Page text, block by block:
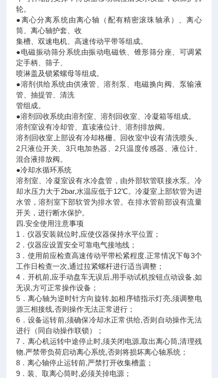
轮。
●离心分离系统由离心轴（配有精密滚珠轴承）、离心
筒、离心轴护套、收
集槽、双速电机、高速传动平带等组成。
●电磁振动筛分系统由振动电磁铁、锥形筛分座、可调紧
定手柄、筛子、
喷淋盖及锁紧螺母等组成。
●溶剂供给系统由供液管、溶剂泵、电磁换向阀、泵输液
管、抽提管、清洗
管组成。
●溶剂回收系统由溶剂室、溶剂回收室、冷凝箱等组成。
溶剂室设有冷却管、直读液位计、溶剂排放阀。
溶剂回收室上部设有冷却格栅。回收室中设有清洗喷头、
2只液位开关、3只电加热器、2只温度传感器、液位计、
混合液排放阀。
●冷却水循环系统
溶剂室、冷凝室设有水冷盘管，由外部软管联接水泵。冷
却水压力大于2bar,水温应低于12℃。冷凝室上部软管为进
水管，溶剂室下部软管为排水管。在排水管前部设有流量
开关，进行断水保护。
四.安全使用注意事项
1．仪器安装就位时,应使仪器保持水平位置；
2．仪器应设置安全可靠电气接地线；
3．使用前应检查高速传动平带松紧程度.正常情况下每3个
工作日检查一次,通过拉紧螺杆进行适当调整；
4．开机前,应手动盘车无误后,用手动试机按钮点动设备,如
无误,方可正常操作设备；
5．离心轴为逆时针方向旋转.如相序错指示灯亮,须调整电
源三相接线,否则操作无法正常进行；
6．设备运转前,须确保冷却水正常供给,否则自动操作无法
进行（同自动操作联锁）；
7．离心机运转中途停止时,须关闭电源,取出离心筒,清理残
物.严禁带负荷启动离心系统,否则将损坏离心轴系统；
8．离心轴停止运转前,严禁打开收集槽盖；
9．装、取离心筒时,必须关掉电源；